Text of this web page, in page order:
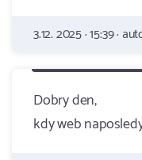
3.12. 2025 · 15:39 ·
Dobry den,
kdy web